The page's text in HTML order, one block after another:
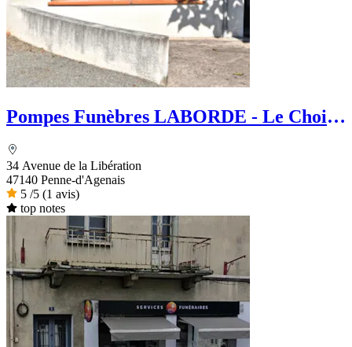
Pompes Funèbres LABORDE - Le Choix
34 Avenue de la Libération
47140 Penne-d'Agenais
5 /5 (1 avis)
top notes